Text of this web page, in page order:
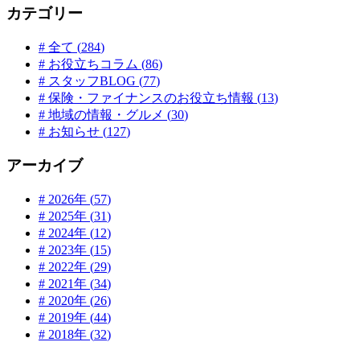
カテゴリー
# 全て (284)
# お役立ちコラム (86)
# スタッフBLOG (77)
# 保険・ファイナンスのお役立ち情報 (13)
# 地域の情報・グルメ (30)
# お知らせ (127)
アーカイブ
# 2026年 (57)
# 2025年 (31)
# 2024年 (12)
# 2023年 (15)
# 2022年 (29)
# 2021年 (34)
# 2020年 (26)
# 2019年 (44)
# 2018年 (32)